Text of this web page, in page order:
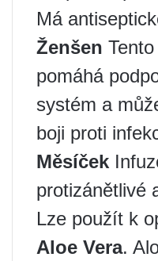
Má
Ženšen
pomáhá
systém a
boji proti
Měsíček
protizánětlivé
Lze použít k
Aloe Vera.